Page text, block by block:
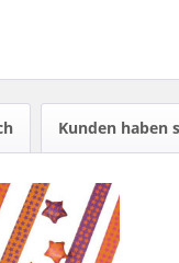
Kunden haben